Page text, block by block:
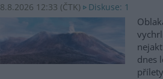
8.8.2026 12:33 (ČTK) Diskuse: 1
dnes